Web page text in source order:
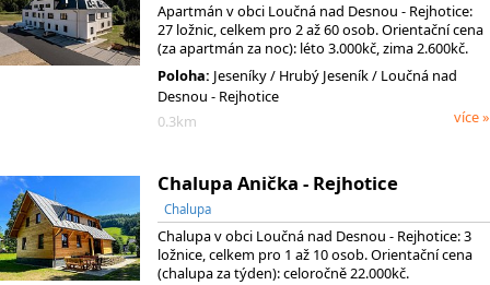
Apartmán v obci Loučná nad Desnou - Rejhotice:
27 ložnic, celkem pro 2 až 60 osob. Orientační cena
(za apartmán za noc): léto 3.000kč, zima 2.600kč.
Poloha: Jeseníky/ Hrubý Jeseník/ Loučná nad
Desnou - Rejhotice
0.3km
více »
Chalupa Anička - Rejhotice
Chalupa
Chalupa v obci Loučná nad Desnou - Rejhotice: 3
ložnice, celkem pro 1 až 10 osob. Orientační cena
(chalupa za týden): celoročně 22.000kč.